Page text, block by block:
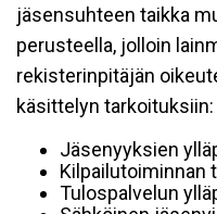
jäsensuhteen taikka
perusteella, jolloin
rekisterinpitäjän
käsittelyn tarkoituksiin:
Jäsenyyksien
Kilpailutoiminnan
Tulospalvelun